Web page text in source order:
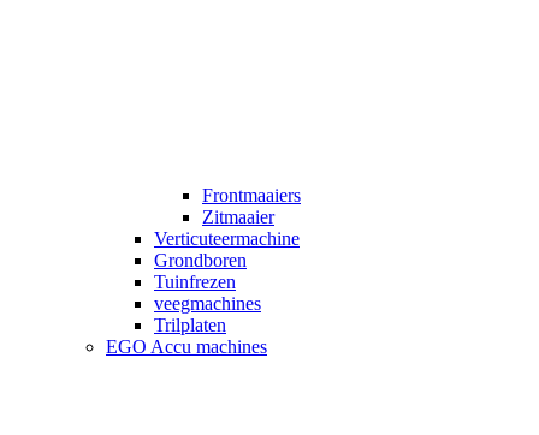
Frontmaaiers
Zitmaaier
Verticuteermachine
Grondboren
Tuinfrezen
veegmachines
Trilplaten
EGO Accu machines